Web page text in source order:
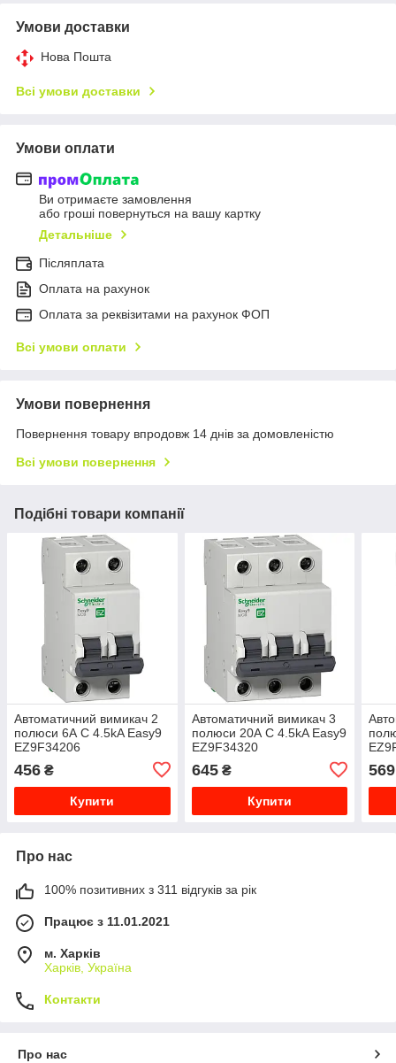
Умови доставки
Нова Пошта
Всі умови доставки
Умови оплати
Ви отримаєте замовлення
або гроші повернуться на вашу картку
Детальніше
Післяплата
Оплата на рахунок
Оплата за реквізитами на рахунок ФОП
Всі умови оплати
Умови повернення
Повернення товару впродовж 14 днів за домовленістю
Всі умови повернення
Подібні товари компанії
Автоматичний вимикач 2
полюси 6А C 4.5kA Easy9
EZ9F34206
456 ₴
Купити
Автоматичний вимикач 3
полюси 20А C 4.5kA Easy9
EZ9F34320
645₴
Купити
569
Про нас
100% позитивних з 311 відгуків за рік
Працює з 11.01.2021
м. Харків
Харків, Україна
Контакти
Про нас